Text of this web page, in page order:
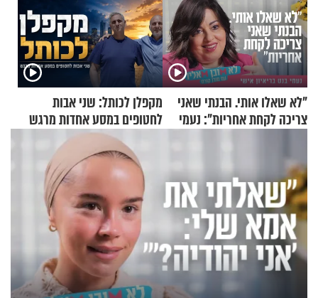
"לא שאלו אותי. הבנתי שאני
צריכה לקחת אחריות": נעמי
מקפלן לכותל: שני אבות
לחטופים במסע אחדות מרגש